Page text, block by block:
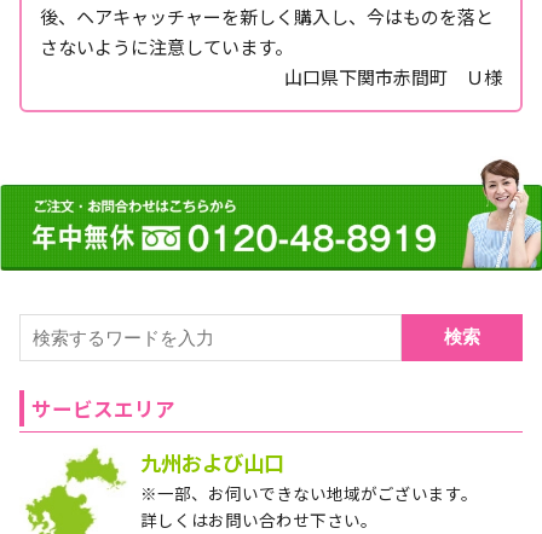
後、ヘアキャッチャーを新しく購入し、今はものを落と
さないように注意しています。
山口県下関市赤間町 Ｕ様
検索
サービスエリア
九州および山口
※一部、お伺いできない地域がございます。
詳しくはお問い合わせ下さい。